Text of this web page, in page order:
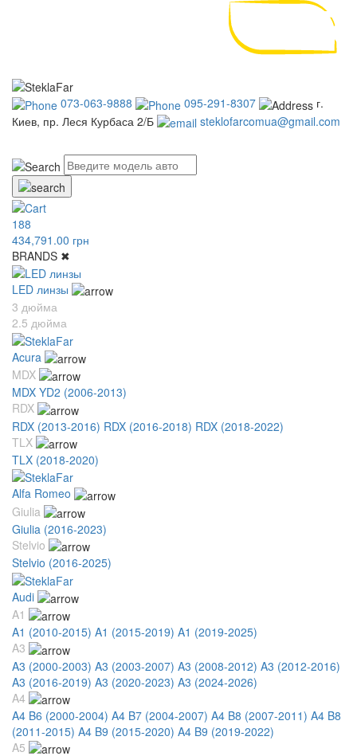
073-063-9888 095-291-8307
г.
Киев, пр. Леся Курбаса 2/Б
steklofarcomua@gmail.com
188
434,791.00 грн
BRANDS ✖
LED линзы
3 дюйма
2.5 дюйма
Acura
MDX
MDX YD2 (2006-2013)
RDX
RDX (2013-2016) RDX (2016-2018) RDX (2018-2022)
TLX
TLX (2018-2020)
Alfa Romeo
Giulia
Giulia (2016-2023)
Stelvio
Stelvio (2016-2025)
Audi
A1
A1 (2010-2015) A1 (2015-2019) A1 (2019-2025)
A3
A3 (2000-2003) A3 (2003-2007) A3 (2008-2012) A3 (2012-2016)
A3 (2016-2019) A3 (2020-2023) A3 (2024-2026)
A4
A4 B6 (2000-2004) A4 B7 (2004-2007) A4 B8 (2007-2011) A4 B8
(2011-2015) A4 B9 (2015-2020) A4 B9 (2019-2022)
A5